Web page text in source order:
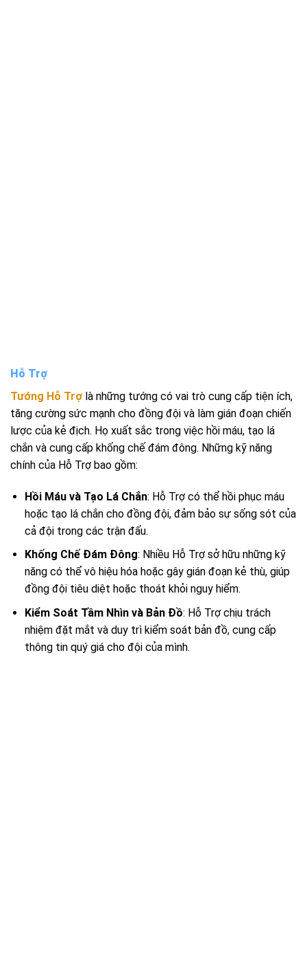
Hỗ Trợ
Tướng Hỗ Trợ là những tướng có vai trò cung cấp tiện ích,
tăng cường sức mạnh cho đồng đội và làm gián đoạn chiến
lược của kẻ địch. Họ xuất sắc trong việc hồi máu, tạo lá
chắn và cung cấp khống chế đám đông. Những kỹ năng
chính của Hỗ Trợ bao gồm:
Hồi Máu và Tạo Lá Chắn: Hỗ Trợ có thể hồi phục máu
hoặc tạo lá chắn cho đồng đội, đảm bảo sự sống sót của
cả đội trong các trận đấu.
Khống Chế Đám Đông: Nhiều Hỗ Trợ sở hữu những kỹ
năng có thể vô hiệu hóa hoặc gây gián đoạn kẻ thù, giúp
đồng đội tiêu diệt hoặc thoát khỏi nguy hiểm.
Kiểm Soát Tầm Nhìn và Bản Đồ: Hỗ Trợ chịu trách
nhiệm đặt mắt và duy trì kiểm soát bản đồ, cung cấp
thông tin quý giá cho đội của mình.